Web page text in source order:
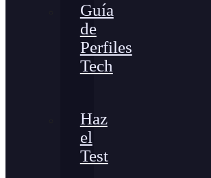
Guía
de
Perfiles
Tech
Haz
el
Test